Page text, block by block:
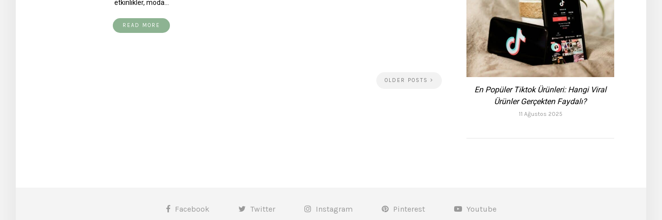
etkinlikler, moda…
READ MORE
OLDER POSTS
En Popüler Tiktok Ürünleri: Hangi Viral
Ürünler Gerçekten Faydalı?
11 Ağustos 2025
Facebook Twitter Instagram Pinterest Youtube